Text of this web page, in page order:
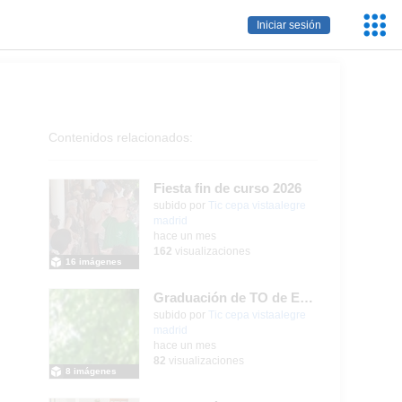
Iniciar sesión
Contenidos relacionados:
Fiesta fin de curso 2026
subido por Tic cepa vistaalegre
madrid
16 imágenes
hace un mes
162 visualizaciones
Graduación de TO de Empleo Doméstico
subido por Tic cepa vistaalegre
madrid
8 imágenes
hace un mes
82 visualizaciones